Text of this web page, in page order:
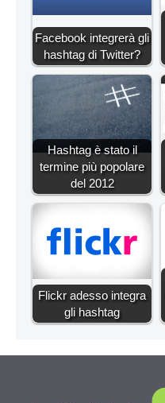
Facebook integrerà gli
hashtag di Twitter?
Hashtag è stato il
termine più popolare
del 2012
Flickr adesso integra
gli hashtag